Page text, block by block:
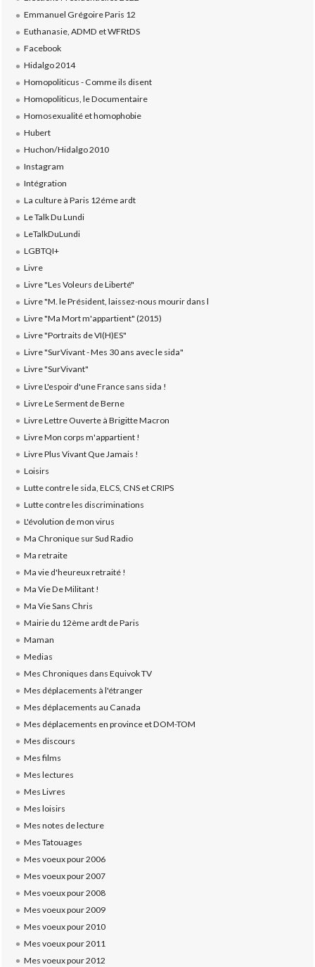
Emmanuel Grégoire Paris 12
Euthanasie, ADMD et WFRtDS
Facebook
Hidalgo 2014
Homopoliticus - Comme ils disent
Homopoliticus, le Documentaire
Homosexualité et homophobie
Hubert
Huchon/Hidalgo 2010
Instagram
Intégration
La culture à Paris 12éme ardt
Le Talk Du Lundi
LeTalkDuLundi
LGBTQI+
Livre
Livre "Les Voleurs de Liberté"
Livre "M. le Président, laissez-nous mourir dans l
Livre "Ma Mort m'appartient" (2015)
Livre "Portraits de VI(H)ES"
Livre "SurVivant - Mes 30 ans avec le sida"
Livre "SurVivant"
Livre L'espoir d'une France sans sida !
Livre Le Serment de Berne
Livre Lettre Ouverte à Brigitte Macron
Livre Mon corps m'appartient !
Livre Plus Vivant Que Jamais !
Loisirs
Lutte contre le sida, ELCS, CNS et CRIPS
Lutte contre les discriminations
L'évolution de mon virus
Ma Chronique sur Sud Radio
Ma retraite
Ma vie d'heureux retraité !
Ma Vie De Militant !
Ma Vie Sans Chris
Mairie du 12ème ardt de Paris
Maman
Medias
Mes Chroniques dans Equivok TV
Mes déplacements à l'étranger
Mes déplacements au Canada
Mes déplacements en province et DOM-TOM
Mes discours
Mes films
Mes lectures
Mes Livres
Mes loisirs
Mes notes de lecture
Mes Tatouages
Mes voeux pour 2006
Mes voeux pour 2007
Mes voeux pour 2008
Mes voeux pour 2009
Mes voeux pour 2010
Mes voeux pour 2011
Mes voeux pour 2012